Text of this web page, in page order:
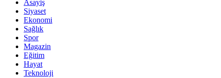
Asayiş
Siyaset
Ekonomi
Sağlık
Spor
Magazin
Eğitim
Hayat
Teknoloji